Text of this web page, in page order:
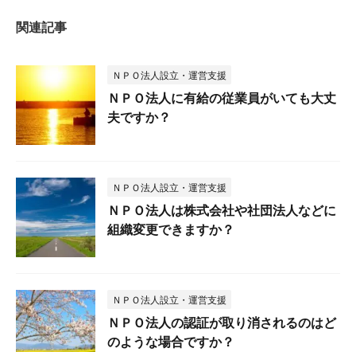
関連記事
ＮＰＯ法人設立・運営支援
ＮＰＯ法人に有給の従業員がいても大丈
夫ですか？
ＮＰＯ法人設立・運営支援
ＮＰＯ法人は株式会社や社団法人などに
組織変更できますか？
ＮＰＯ法人設立・運営支援
ＮＰＯ法人の認証が取り消されるのはど
のような場合ですか？